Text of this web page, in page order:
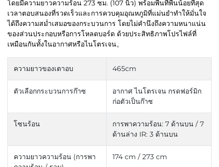
โดยมีความยาวความร้อน 273 ซม. (107 นิ้ว) พร้อมพื้นที่พื้นน้อยที่สุด
เวลาตอบสนองที่รวดเร็วและการควบคุมอุณหภูมิที่แม่นยำทำให้มั่นใจ
ได้ถึงความสม่ำเสมอของกระบวนการ โดยไม่คำนึงถึงความหนาแน่น
ของส่วนประกอบหรือการโหลดบอร์ด ด้วยประสิทธิภาพโปรไฟล์ที่
เหมือนกันทั้งในอากาศหรือไนโตรเจน。
ความยาวของเตาอบ 465cm
ตัวเลือกกระบวนการก๊าซ
อากาศ ไนโตรเจน กรดฟอร์มิก
ก่อตัวเป็นก๊าซ
โซนร้อน
การพาความร้อน: 7 ด้านบน / 7
ด้านล่าง IR: 3 ด้านบน
ความยาวความร้อน (การพา
174 cm / 273 cm